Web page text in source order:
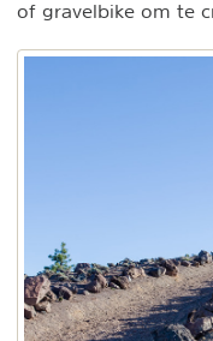
of gravelbike om te